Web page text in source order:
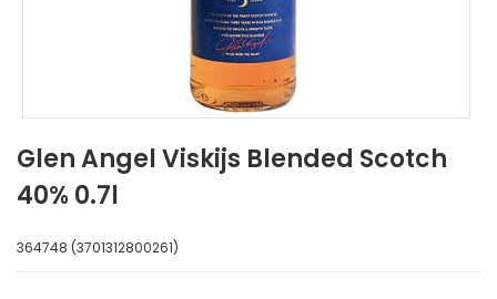
Glen Angel Viskijs Blended Scotch
40% 0.7l
364748 (3701312800261)